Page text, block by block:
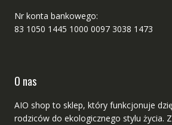
Nr konta bankowego:
83 1050 1445 1000 0097 3038 1473
O nas
AIO shop to sklep, który funkcjonuje
rodziców do ekologicznego stylu życia.